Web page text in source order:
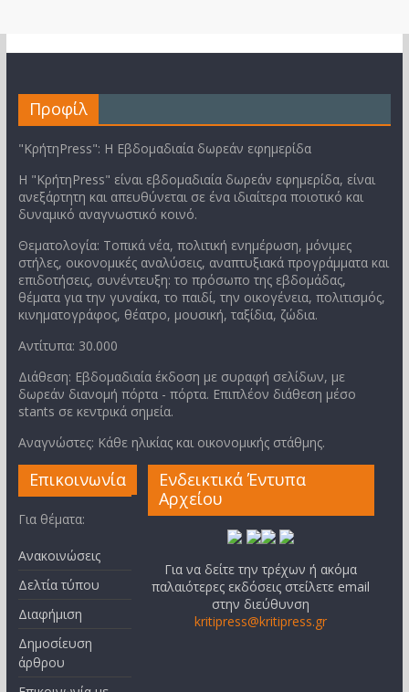
Προφίλ
"ΚρήτηPress": Η Εβδομαδιαία δωρεάν εφημερίδα
Η "ΚρήτηPress" είναι εβδομαδιαία δωρεάν εφημερίδα, είναι
ανεξάρτητη και απευθύνεται σε ένα ιδιαίτερα ποιοτικό και
δυναμικό αναγνωστικό κοινό.
Θεματολογία: Τοπικά νέα, πολιτική ενημέρωση, μόνιμες
στήλες, οικονομικές αναλύσεις, αναπτυξιακά προγράμματα και
επιδοτήσεις, συνέντευξη: το πρόσωπο της εβδομάδας,
θέματα για την γυναίκα, το παιδί, την οικογένεια, πολιτισμός,
κινηματογράφος, θέατρο, μουσική, ταξίδια, ζώδια.
Αντίτυπα: 30.000
Διάθεση: Εβδομαδιαία έκδοση με συραφή σελίδων, με
δωρεάν διανομή πόρτα - πόρτα. Επιπλέον διάθεση μέσο
stants σε κεντρικά σημεία.
Αναγνώστες: Κάθε ηλικίας και οικονομικής στάθμης.
Επικοινωνία
Για θέματα:
Ανακοινώσεις
Δελτία τύπου
Διαφήμιση
Δημοσίευση
άρθρου
Ενδεικτικά Έντυπα
Αρχείου
Για να δείτε την τρέχων ή ακόμα
παλαιότερες εκδόσεις στείλετε email
στην διεύθυνση
kritipress@kritipress.gr